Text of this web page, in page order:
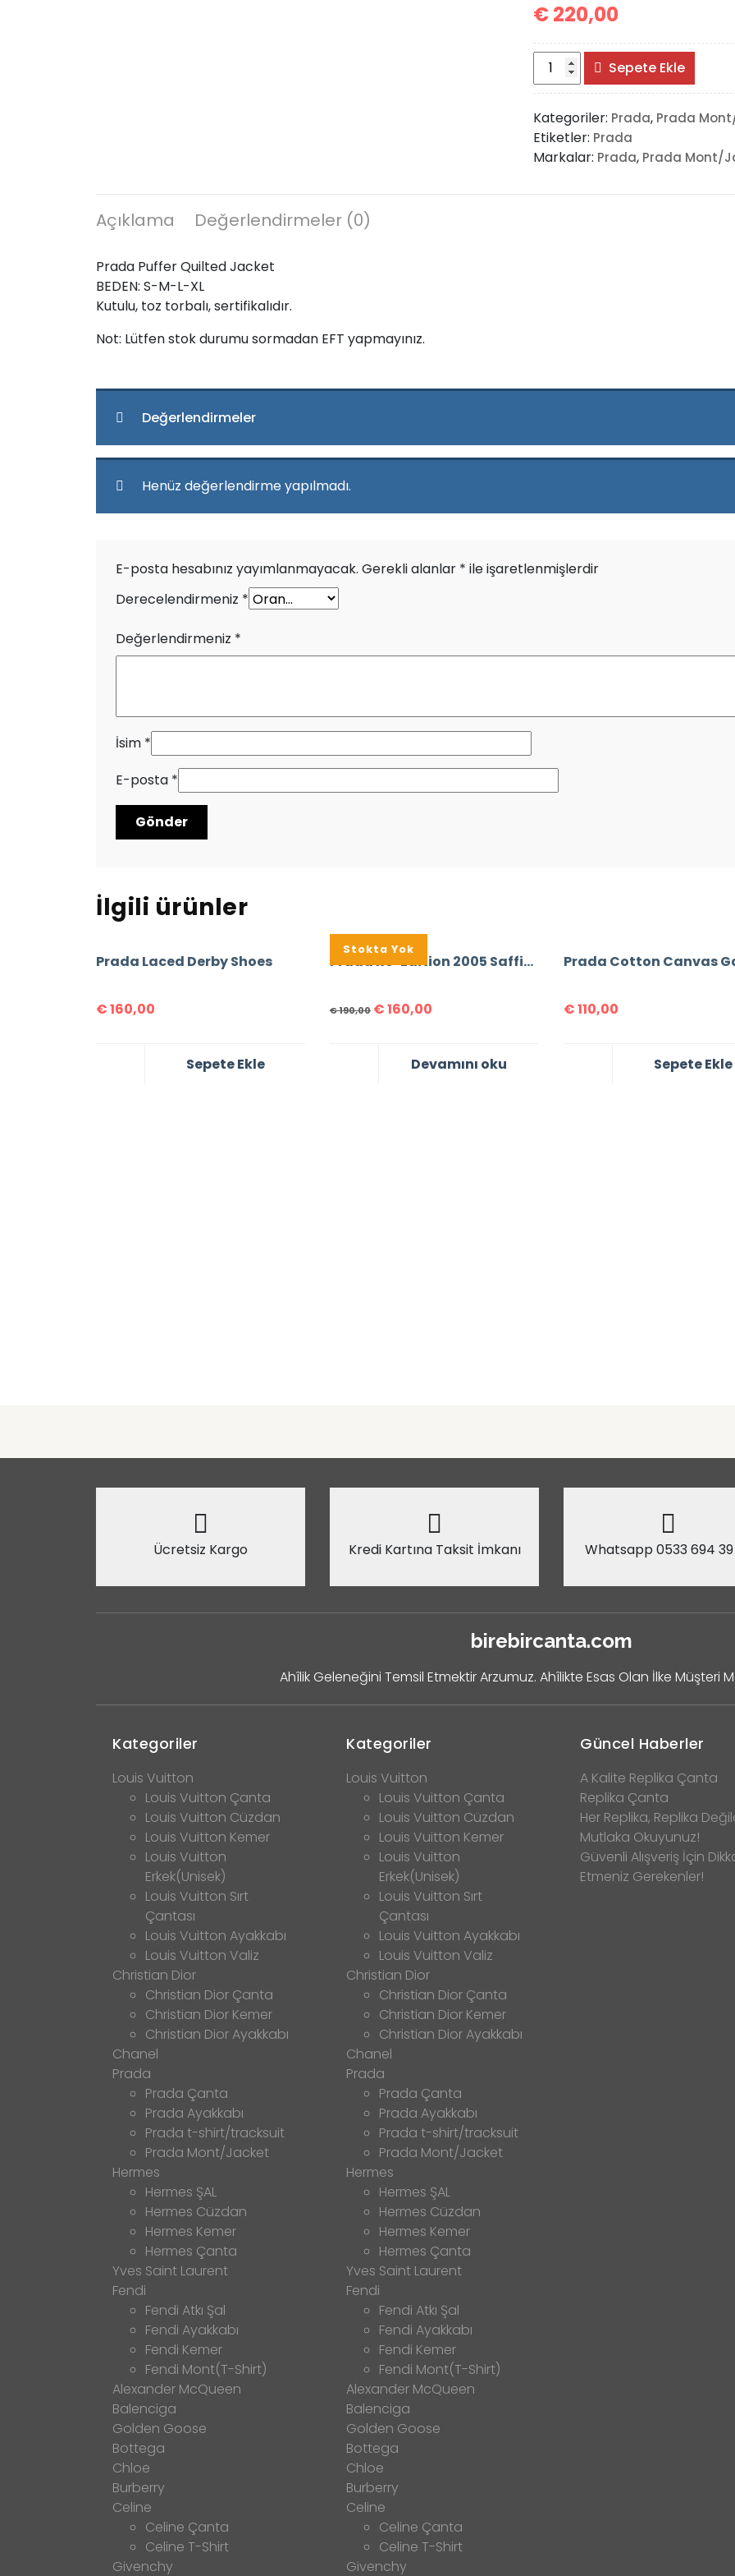
€220,00
Prada
Puffer
Quilted
Jacket
adet
Sepete Ekle
Kategoriler: Prada, Prada
Etiketler: Prada
Markalar: Prada, Prada Mont/
Açıklama Değerlendirmeler (0)
Prada Puffer Quilted Jacket
BEDEN: S-M-L-XL
Kutulu, toz torbalı, sertifikalıdır.
Not: Lütfen stok durumu sormadan EFT yapmayınız.
Değerlendirmeler
Henüz değerlendirme yapılmadı.
E-posta hesabınız yayımlanmayacak. Gerekli alanlar * ile işaretlenmişlerdir
Derecelendirmeniz *
Değerlendirmeniz *
İsim *
E-posta *
İlgili ürünler
Prada Laced Derby Shoes
€160,00
Sepete Ekle
%16
Stokta Yok
Prada Re-Edition 2005 Saffiano Leather Bag
€190,00 €160,00
Devamını oku
€110,00
Sepete Ekle
Ücretsiz Kargo Kredi Kartına Taksit İmkanı Whatsapp 0533 694
birebircanta.com
Ahîlik Geleneğini Temsil Etmektir Arzumuz. Ahîlikte Esas Olan İlke Müşteri
Kategoriler
Louis Vuitton
Louis Vuitton Çanta
Louis Vuitton Cüzdan
Louis Vuitton Kemer
Louis Vuitton
Erkek(Unisek)
Louis Vuitton Sırt
Çantası
Louis Vuitton Ayakkabı
Louis Vuitton Valiz
Christian Dior
Christian Dior Çanta
Christian Dior Kemer
Christian Dior Ayakkabı
Chanel
Prada
Prada Çanta
Prada Ayakkabı
Prada t-shirt/tracksuit
Prada Mont/Jacket
Hermes
Hermes ŞAL
Hermes Cüzdan
Hermes Kemer
Hermes Çanta
Yves Saint Laurent
Fendi
Fendi Atkı Şal
Fendi Ayakkabı
Fendi Kemer
Fendi Mont(T-Shirt)
Alexander McQueen
Balenciga
Golden Goose
Bottega
Chloe
Burberry
Celine
Celine Çanta
Celine T-Shirt
Givenchy
Kategoriler
Louis Vuitton
Louis Vuitton Çanta
Louis Vuitton Cüzdan
Louis Vuitton Kemer
Louis Vuitton
Erkek(Unisek)
Louis Vuitton Sırt
Çantası
Louis Vuitton Ayakkabı
Louis Vuitton Valiz
Christian Dior
Christian Dior Çanta
Christian Dior Kemer
Christian Dior Ayakkabı
Chanel
Prada
Prada Çanta
Prada Ayakkabı
Prada t-shirt/tracksuit
Prada Mont/Jacket
Hermes
Hermes ŞAL
Hermes Cüzdan
Hermes Kemer
Hermes Çanta
Yves Saint Laurent
Fendi
Fendi Atkı Şal
Fendi Ayakkabı
Fendi Kemer
Fendi Mont(T-Shirt)
Alexander McQueen
Balenciga
Golden Goose
Bottega
Chloe
Burberry
Celine
Celine Çanta
Celine T-Shirt
Givenchy
Güncel Haberler
A Kalite Replika Çanta
Replika Çanta
Her Replika, Replika
Mutlaka Okuyunuz!
Güvenli Alışveriş İçin
Etmeniz Gerekenler!